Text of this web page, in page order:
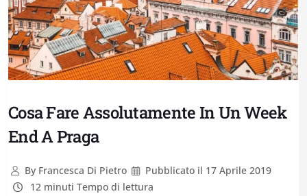
Cosa Fare Assolutamente In Un Week
End A Praga
ByFrancesca Di Pietro Pubblicato il 17 Aprile 2019
12 minuti Tempo di lettura